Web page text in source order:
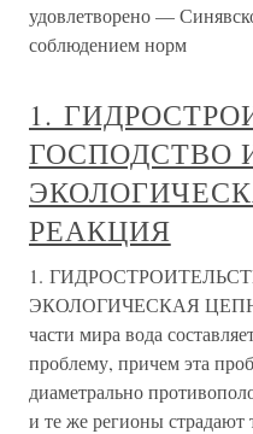
удовлетворено —
соблюдением норм
1.
ГОСПОДСТВО
РЕАКЦИЯ
1.
ЭКОЛОГИЧЕСКАЯ
части мира вода
проблему, причем эта
диаметрально
и те же регионы страдают